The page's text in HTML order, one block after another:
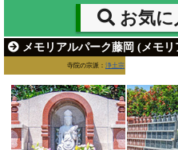
お気に
メモリアルパーク藤岡 (メモ
寺院の宗派： 浄土宗